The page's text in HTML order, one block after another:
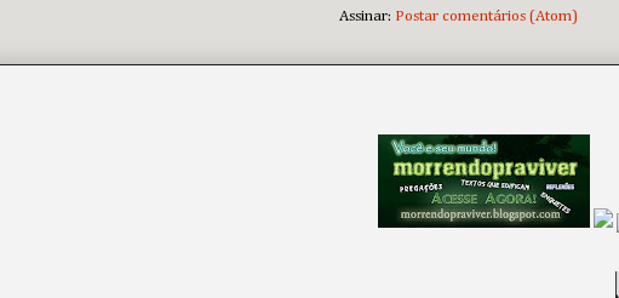
Assinar: Postar comentários (Atom)